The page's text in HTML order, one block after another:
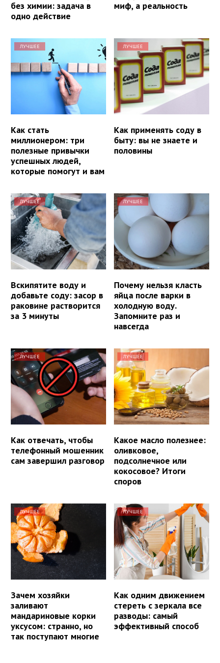
без химии: задача в
одно действие
миф, а реальность
ЛУЧШЕЕ
Как стать
миллионером: три
полезные привычки
успешных людей,
которые помогут и вам
ЛУЧШЕЕ
Как применять соду в
быту: вы не знаете и
половины
ЛУЧШЕЕ
Вскипятите воду и
добавьте соду: засор в
раковине растворится
за 3 минуты
ЛУЧШЕЕ
Почему нельзя класть
яйца после варки в
холодную воду.
Запомните раз и
навсегда
ЛУЧШЕЕ
Как отвечать, чтобы
телефонный мошенник
сам завершил разговор
ЛУЧШЕЕ
Какое масло полезнее:
оливковое,
подсолнечное или
кокосовое? Итоги
споров
ЛУЧШЕЕ
Зачем хозяйки
заливают
мандариновые корки
уксусом: странно, но
так поступают многие
ЛУЧШЕЕ
Как одним движением
стереть с зеркала все
разводы: самый
эффективный способ